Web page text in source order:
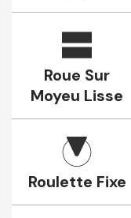
Roue Sur
Moyeu Lisse
Roulette Fixe